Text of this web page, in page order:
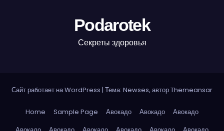
Podarotek
Секреты здоровья
Сайт работает на WordPress | Тема: Newses, авторThemeansar
Home Sample Page Авокадо Авокадо
Авокадо